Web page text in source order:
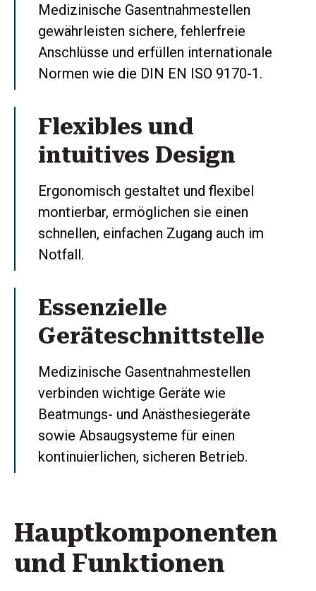
Medizinische Gasentnahmestellen
gewährleisten sichere, fehlerfreie
Anschlüsse und erfüllen internationale
Normen wie die DIN EN ISO 9170-1.
Flexibles und
intuitives Design
Ergonomisch gestaltet und flexibel
montierbar, ermöglichen sie einen
schnellen, einfachen Zugang auch im
Notfall.
Essenzielle
Geräteschnittstelle
Medizinische Gasentnahmestellen
verbinden wichtige Geräte wie
Beatmungs- und Anästhesiegeräte
sowie Absaugsysteme für einen
kontinuierlichen, sicheren Betrieb.
Hauptkomponenten
und Funktionen